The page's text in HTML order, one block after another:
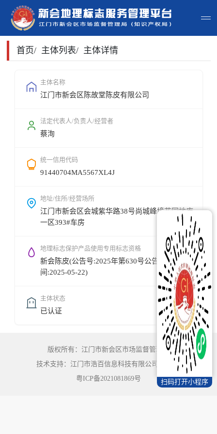
首页
政策法规
申请指南
地标地图
用户登录
首页/ 主体列表/ 主体详情
主体名称
江门市新会区陈故堂陈皮有限公司
法定代表人/负责人/经营者
蔡洵
统一信用代码
91440704MA5567XL4J
地址/住所/经营场所
江门市新会区会城紫华路38号尚城峰境花园地库
一区393#车房
地理标志保护产品使用专用标志资格
新会陈皮(公告号:2025年第630号公告,公告时
间:2025-05-22)
主体状态
已认证
扫码打开小程序
版权所有：江门市新会区市场监督管理局
技术支持：江门市浩百信息科技有限公司
2022
粤ICP备2021081869号